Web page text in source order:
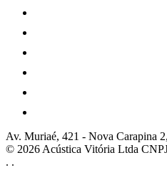
Av. Muriaé, 421 - Nova Carapina
© 2026 Acústica Vitória Ltda
. .